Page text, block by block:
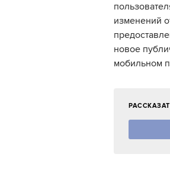
изменений
новое
мобильном